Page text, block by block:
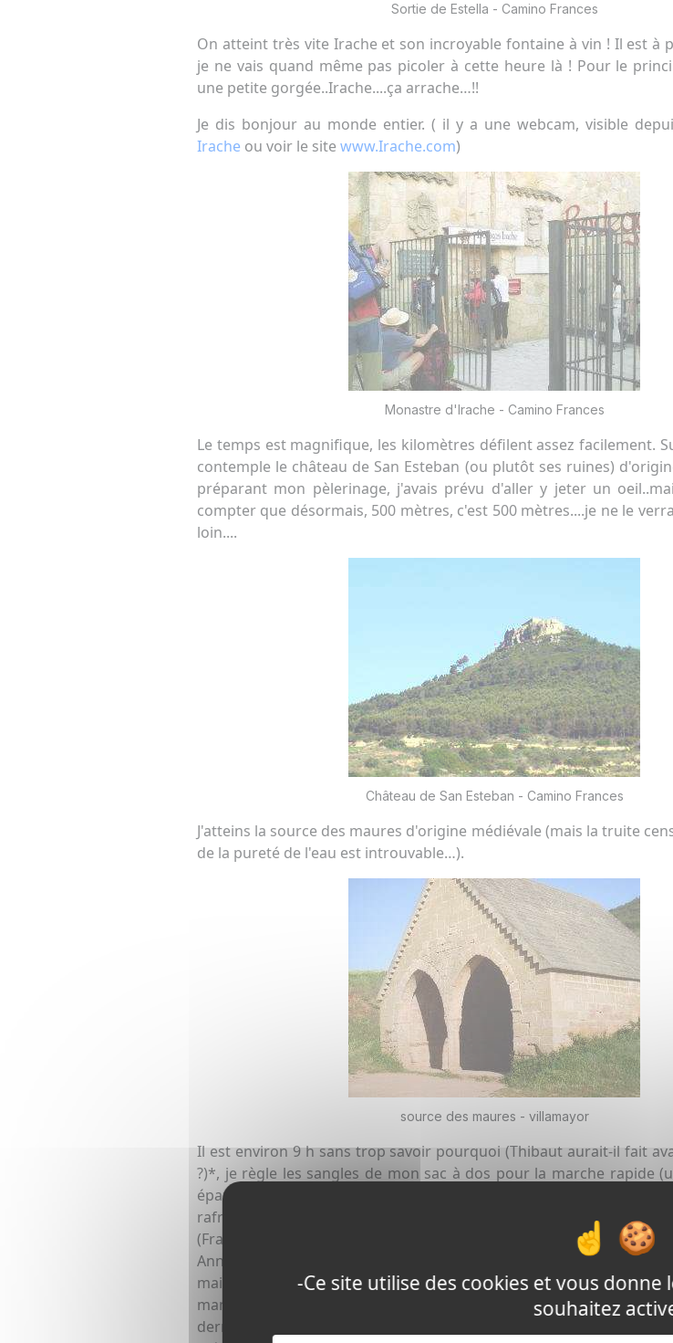
-Ce site utilise des cookies et vous
souhaitez
Sortie de Estella - Camino Frances
On atteint très vite Irache et son incroyable fontaine à vin ! Il est à
je ne vais quand même pas picoler à cette heure là ! Pour le
une petite gorgée..Irache....ça arrache…!!
Je dis bonjour au monde entier. ( il y a une webcam, visible
Irache ou voir le site www.Irache.com)
Monastre d'Irache - Camino Frances
Le temps est magnifique, les kilomètres défilent assez facilement.
contemple le château de San Esteban (ou plutôt ses ruines)
préparant mon pèlerinage, j'avais prévu d'aller y jeter un
compter que désormais, 500 mètres, c'est 500 mètres....je ne le
loin....
Château de San Esteban - Camino Frances
J'atteins la source des maures d'origine médiévale (mais la truite
de la pureté de l'eau est introuvable…).
source des maures - villamayor
Il est environ 9 h sans trop savoir pourquoi (Thibaut aurait-il fait
?)*, je règle les sangles de mon sac à dos pour la marche rapide
épaules) et je met le turbo. Il commence à faire chaud mais une
rafraîchir l'atmosphère. Le paysage est tantôt semblable à celui
(France),tantôt à l'Espagne du sud (champs d'oliviers). Je croise
Annick qui font une petite sieste sous des pins.C'est pas l'envie qui
mais j'ai peur qu'après il soit difficile de marcher sous la chaleur
manquer d'arriver. Je pense au chanteur d'hier. Après avoir regardé
derrière moi pour vérifier que je suis seul, je m'essaye à